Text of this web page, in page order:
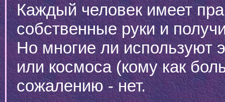
Каждый человек имеет
собственные руки и
Но многие ли используют
или космоса (кому как
сожалению - нет.